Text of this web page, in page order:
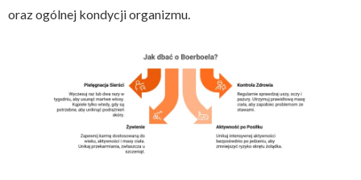
oraz ogólnej kondycji organizmu.